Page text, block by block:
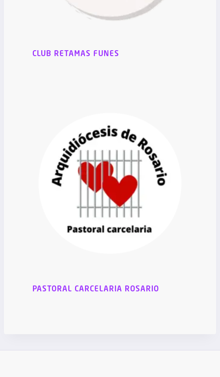
CLUB RETAMAS FUNES
PASTORAL CARCELARIA ROSARIO